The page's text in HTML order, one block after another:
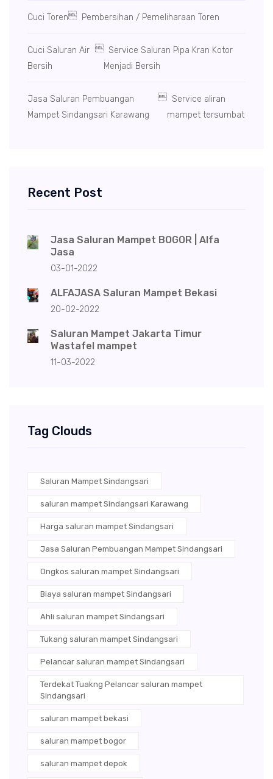
Cuci Toren Pembersihan / Pemeliharaan Toren
Cuci Saluran Air
Bersih
Service Saluran Pipa Kran Kotor
Menjadi Bersih
Jasa Saluran Pembuangan
Mampet Sindangsari Karawang
 Service aliran
mampet tersumbat
Recent Post
Jasa Saluran Mampet BOGOR | Alfa
Jasa
03-01-2022
ALFAJASA Saluran Mampet Bekasi
20-02-2022
Saluran Mampet Jakarta Timur
Wastafel mampet
11-03-2022
Tag Clouds
Saluran Mampet Sindangsari
saluran mampet Sindangsari Karawang
Harga saluran mampet Sindangsari
Jasa Saluran Pembuangan Mampet Sindangsari
Ongkos saluran mampet Sindangsari
Biaya saluran mampet Sindangsari
Ahli saluran mampet Sindangsari
Tukang saluran mampet Sindangsari
Pelancar saluran mampet Sindangsari
Terdekat Tuakng Pelancar saluran mampet
Sindangsari
saluran mampet bekasi
saluran mampet bogor
saluran mampet depok